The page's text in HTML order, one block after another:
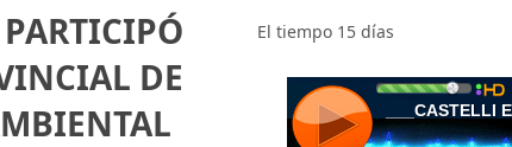
DE
El tiempo 15 días